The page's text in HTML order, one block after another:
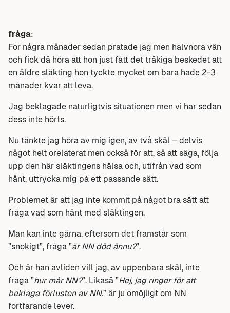
fråga:
For några månader sedan pratade jag men halvnora vän
och fick då höra att hon just fått det tråkiga beskedet att
en äldre släkting hon tyckte mycket om bara hade 2-3
månader kvar att leva.
Jag beklagade naturligtvis situationen men vi har sedan
dess inte hörts.
Nu tänkte jag höra av mig igen, av två skäl – delvis
något helt orelaterat men också för att, så att säga, följa
upp den här släktingens hälsa och, utifrån vad som
hänt, uttrycka mig på ett passande sätt.
Problemet är att jag inte kommit på något bra sätt att
fråga vad som hänt med släktingen.
Man kan inte gärna, eftersom det framstår som
”snokigt”, fråga ”är NN död ännu?”.
Och är han avliden vill jag, av uppenbara skäl, inte
fråga ”hur mår NN?”. Likaså ”Hej, jag ringer för att
beklaga förlusten av NN.” är ju omöjligt om NN
fortfarande lever.